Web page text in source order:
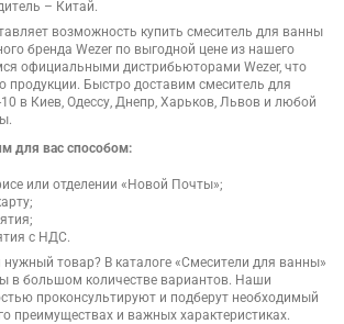
– Китай.
возможность купить смеситель для ванны
бренда Wezer по выгодной цене из нашего
официальными дистрибьюторами Wezer, что
продукции. Быстро доставим смеситель для
в Киев, Одессу, Днепр, Харьков, Львов и любой
для вас способом:
или отделении «Новой Почты»;
с НДС.
нужный товар? В каталоге «Смесители для ванны»
в большом количестве вариантов. Наши
проконсультируют и подберут необходимый
преимуществах и важных характеристиках.